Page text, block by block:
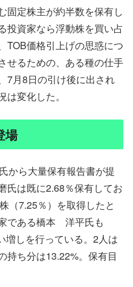
固定株主が約半数を保有し
投資家なら浮動株を買い占
TOB価格引上げの思惑につ
せるための、ある種の仕手
7月8日の引け後に出され
変化した。
場
から大量保有報告書が提
氏は既に2.68％保有してお
（7.25％）を取得したと
である橋本 洋平氏も
しを行っている。2人は
持ち分は13.22%。保有目